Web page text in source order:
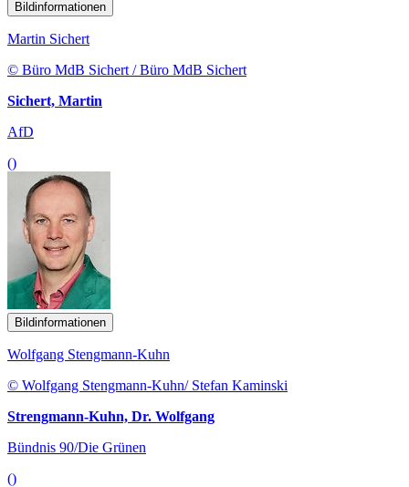
Bildinformationen
Martin Sichert
© Büro MdB Sichert / Büro MdB Sichert
Sichert, Martin
AfD
()
Bildinformationen
Wolfgang Stengmann-Kuhn
© Wolfgang Stengmann-Kuhn/ Stefan Kaminski
Strengmann-Kuhn, Dr. Wolfgang
Bündnis 90/Die Grünen
()